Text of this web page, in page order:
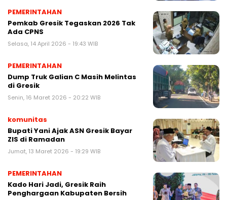
PEMERINTAHAN
Pemkab Gresik Tegaskan 2026 Tak
Ada CPNS
Selasa, 14 April 2026 - 19:43 WIB
PEMERINTAHAN
Dump Truk Galian C Masih Melintas
di Gresik
Senin, 16 Maret 2026 - 20:22 WIB
komunitas
Bupati Yani Ajak ASN Gresik Bayar
ZIS di Ramadan
Jumat, 13 Maret 2026 - 19:29 WIB
PEMERINTAHAN
Kado Hari Jadi, Gresik Raih
Penghargaan Kabupaten Bersih